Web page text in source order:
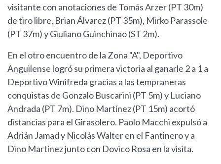
visitante con anotaciones de Tomás Arzer (PT 30m)
de tiro libre, Brian Álvarez (PT 35m), Mirko Parassole
(PT 37m) y Giuliano Guinchinao (ST 2m).
En el otro encuentro de la Zona "A", Deportivo
Anguilense logró su primera victoria al ganarle 2 a 1 a
Deportivo Winifreda gracias a las tempraneras
conquistas de Gonzalo Buscarini (PT 5m) y Luciano
Andrada (PT 7m). Dino Martínez (PT 15m) acortó
distancias para el Girasolero. Paolo Macchi expulsó a
Adrián Jamad y Nicolás Walter en el Fantinero y a
Dino Martínez junto con Dovico Rosa en la visita.